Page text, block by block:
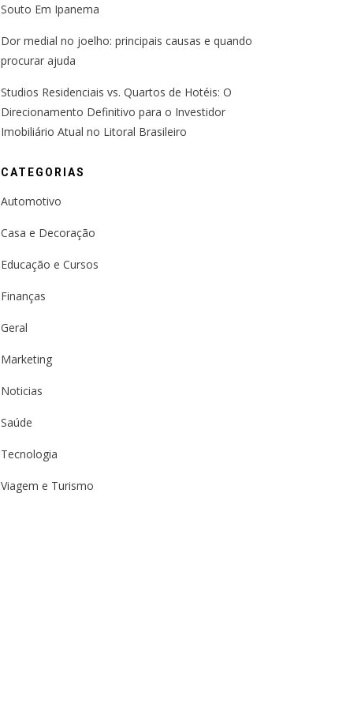
Souto Em Ipanema
Dor medial no joelho: principais causas e quando
procurar ajuda
Studios Residenciais vs. Quartos de Hotéis: O
Direcionamento Definitivo para o Investidor
Imobiliário Atual no Litoral Brasileiro
CATEGORIAS
Automotivo
Casa e Decoração
Educação e Cursos
Finanças
Geral
Marketing
Noticias
Saúde
Tecnologia
Viagem e Turismo